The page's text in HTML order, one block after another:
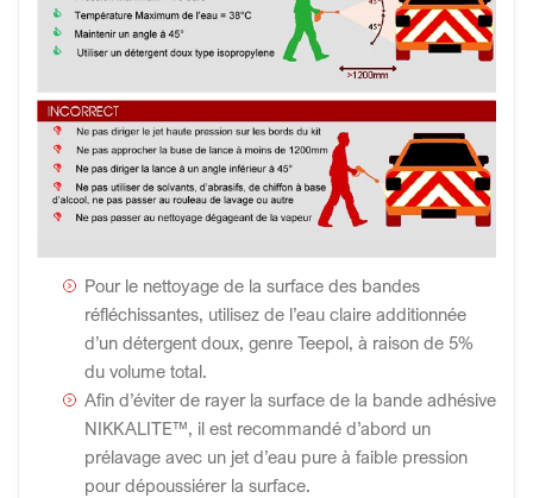
Pour le nettoyage de la surface des bandes
réfléchissantes, utilisez de l’eau claire additionnée
d’un détergent doux, genre Teepol, à raison de 5%
du volume total.
Afin d’éviter de rayer la surface de la bande adhésive
NIKKALITE™, il est recommandé d’abord un
prélavage avec un jet d’eau pure à faible pression
pour dépoussiérer la surface.